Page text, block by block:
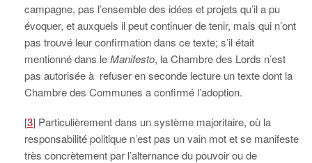
campagne, pas l’ensemble des idées et projets qu’il a pu
évoquer, et auxquels il peut continuer de tenir, mais qui n’ont
pas trouvé leur confirmation dans ce texte; s’il était
mentionné dans leManifesto, la Chambre des Lords n’est
pas autorisée à refuser en seconde lecture un texte dont la
Chambre des Communes a confirmé l’adoption.
[3] Particulièrement dans un système majoritaire, où la
responsabilité politique n’est pas un vain mot et se manifeste
très concrètement par l’alternance du pouvoir ou de